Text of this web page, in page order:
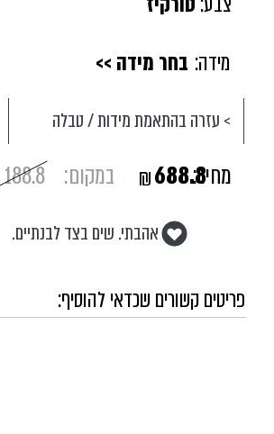
> עזרה בהתאמת מידות / טבלה
בחר מידה >> מידה:
188.8 במקום: ₪688.8מחיר:
אהבתי. שים בצד לבנתיים.
פריטים קשורים שכדאי להוסיף: